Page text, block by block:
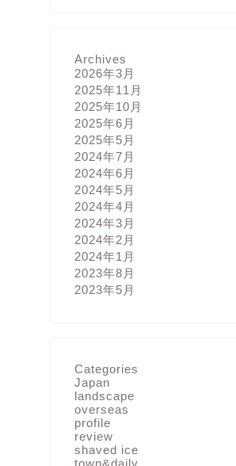
Archives
2026年3月
2025年11月
2025年10月
2025年6月
2025年5月
2024年7月
2024年6月
2024年5月
2024年4月
2024年3月
2024年2月
2024年1月
2023年8月
2023年5月
Categories
Japan
landscape
overseas
profile
review
shaved ice